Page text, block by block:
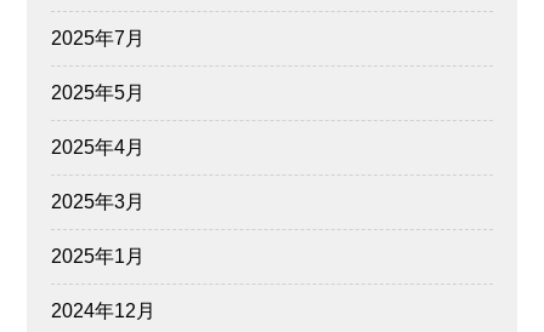
2025年7月
2025年5月
2025年4月
2025年3月
2025年1月
2024年12月